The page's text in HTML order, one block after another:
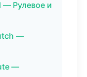
— Рулевое и
—
—